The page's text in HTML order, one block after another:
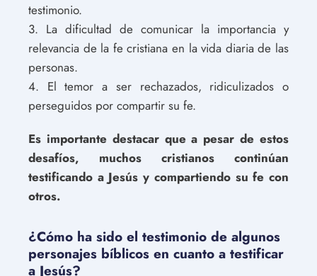
testimonio.
3. La dificultad de comunicar la importancia y
relevancia de la fe cristiana en la vida diaria de las
personas.
4. El temor a ser rechazados, ridiculizados o
perseguidos por compartir su fe.
Es importante destacar que a pesar de estos
desafíos, muchos cristianos continúan
testificando a Jesús y compartiendo su fe con
otros.
¿Cómo ha sido el testimonio de algunos
personajes bíblicos en cuanto a testificar
a Jesús?